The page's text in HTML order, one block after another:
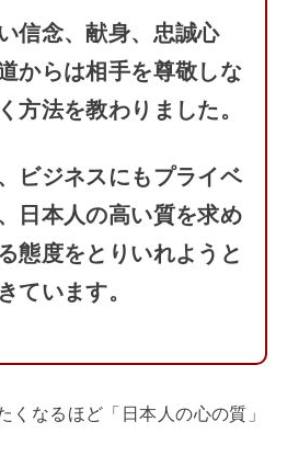
信念、献身、忠誠心
からは相手を尊敬しな
方法を教わりました。
ビジネスにもプライベ
日本人の高い質を求め
態度をとりいれようと
ています。
くなるほど「日本人の心の質」